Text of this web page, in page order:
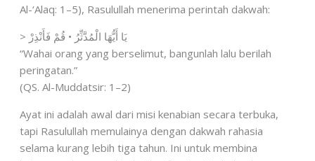
Al-‘Alaq: 1–5), Rasulullah menerima perintah dakwah:
> يَا أَيُّهَا الْمُدَّثِّرُ • قُمْ فَأَنْذِرْ
“Wahai orang yang berselimut, bangunlah lalu berilah
peringatan.”
(QS. Al-Muddatsir: 1–2)
Ayat ini adalah awal dari misi kenabian secara terbuka,
tapi Rasulullah memulainya dengan dakwah rahasia
selama kurang lebih tiga tahun. Ini untuk membina